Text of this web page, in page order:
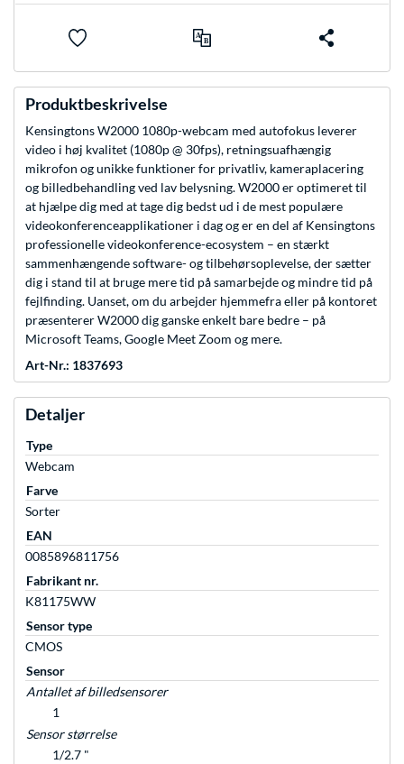
Produktbeskrivelse
Kensingtons W2000 1080p-webcam med autofokus leverer
video i høj kvalitet (1080p @ 30fps), retningsuafhængig
mikrofon og unikke funktioner for privatliv, kameraplacering
og billedbehandling ved lav belysning. W2000 er optimeret til
at hjælpe dig med at tage dig bedst ud i de mest populære
videokonferenceapplikationer i dag og er en del af Kensingtons
professionelle videokonference-ecosystem – en stærkt
sammenhængende software- og tilbehørsoplevelse, der sætter
dig i stand til at bruge mere tid på samarbejde og mindre tid på
fejlfinding. Uanset, om du arbejder hjemmefra eller på kontoret
præsenterer W2000 dig ganske enkelt bare bedre – på
Microsoft Teams, Google Meet Zoom og mere.
Art-Nr.: 1837693
Detaljer
Type
Webcam
Farve
Sorter
EAN
0085896811756
Fabrikant nr.
K81175WW
Sensor type
CMOS
Sensor
Antallet af billedsensorer
1
Sensor størrelse
1/2.7 "